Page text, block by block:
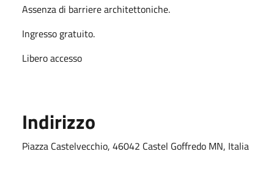
Assenza di barriere architettoniche.
Ingresso gratuito.
Libero accesso
Indirizzo
Piazza Castelvecchio, 46042 Castel Goffredo MN, Italia